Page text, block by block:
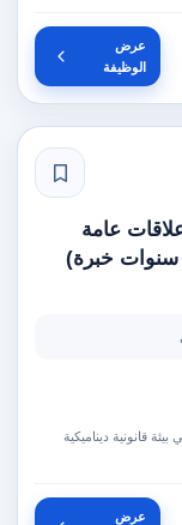
عرض
الوظيفة
عامة
قانونية ديناميكية
عرض